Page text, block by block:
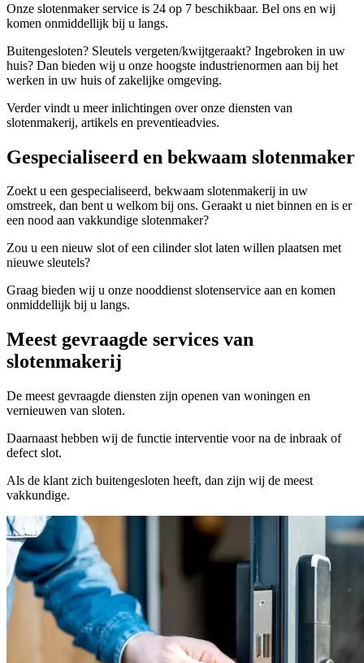
Onze slotenmaker service is 24 op 7 beschikbaar. Bel ons en wij
komen onmiddellijk bij u langs.
Buitengesloten? Sleutels vergeten/kwijtgeraakt? Ingebroken in uw
huis? Dan bieden wij u onze hoogste industrienormen aan bij het
werken in uw huis of zakelijke omgeving.
Verder vindt u meer inlichtingen over onze diensten van
slotenmakerij, artikels en preventieadvies.
Gespecialiseerd en bekwaam slotenmaker
Zoekt u een gespecialiseerd, bekwaam slotenmakerij in uw
omstreek, dan bent u welkom bij ons. Geraakt u niet binnen en is er
een nood aan vakkundige slotenmaker?
Zou u een nieuw slot of een cilinder slot laten willen plaatsen met
nieuwe sleutels?
Graag bieden wij u onze nooddienst slotenservice aan en komen
onmiddellijk bij u langs.
Meest gevraagde services van
slotenmakerij
De meest gevraagde diensten zijn openen van woningen en
vernieuwen van sloten.
Daarnaast hebben wij de functie interventie voor na de inbraak of
defect slot.
Als de klant zich buitengesloten heeft, dan zijn wij de meest
vakkundige.